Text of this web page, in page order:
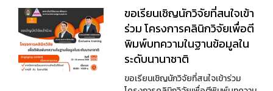
ขอเรียนเชิญนักวิจัยที่สนใจเข้า
ร่วม โครงการคลินิกวิจัยเพื่อตี
พิมพ์บทความในฐานข้อมูลใน
ระดับนานาชาติ
ขอเรียนเชิญนักวิจัยที่สนใจเข้าร่วม